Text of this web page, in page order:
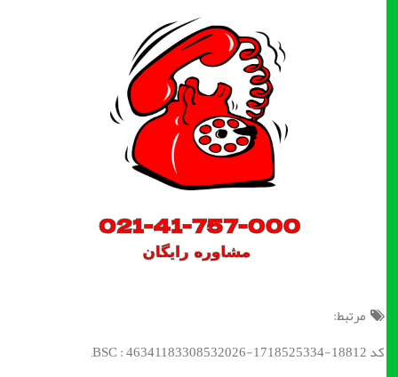
مرتبط:
کد BSC : 46341183308532026-1718525334-18812;